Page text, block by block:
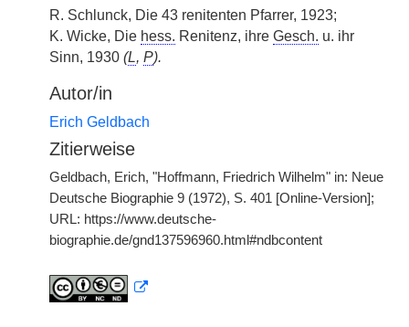
R. Schlunck, Die 43 renitenten Pfarrer, 1923;
K. Wicke, Die hess. Renitenz, ihre Gesch. u. ihr
Sinn, 1930 (L, P).
Autor/in
Erich Geldbach
Zitierweise
Geldbach, Erich, "Hoffmann, Friedrich Wilhelm" in: Neue
Deutsche Biographie 9 (1972), S. 401 [Online-Version];
URL: https://www.deutsche-
biographie.de/gnd137596960.html#ndbcontent